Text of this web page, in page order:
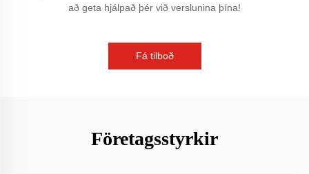
að geta hjálpað þér við verslunina þína!
Fá tilboð
Företagsstyrkir